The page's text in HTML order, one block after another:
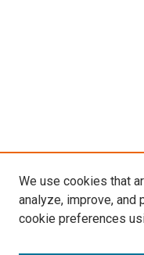
We use cookies that
analyze, improve, and
cookie preferences